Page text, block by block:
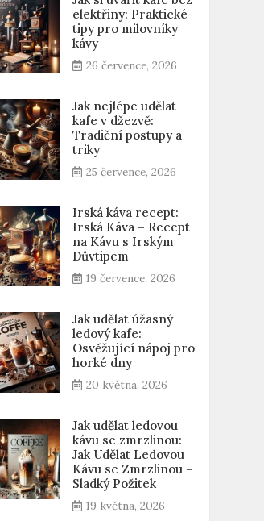
elektřiny: Praktické
tipy pro milovníky
kávy
26 července, 2026
Jak nejlépe udělat
kafe v džezvě:
Tradiční postupy a
triky
25 července, 2026
Irská káva recept:
Irská Káva – Recept
na Kávu s Irským
Důvtipem
19 července, 2026
Jak udělat úžasný
ledový kafe:
Osvěžující nápoj pro
horké dny
20 května, 2026
Jak udělat ledovou
kávu se zmrzlinou:
Jak Udělat Ledovou
Kávu se Zmrzlinou –
Sladký Požitek
19 května, 2026